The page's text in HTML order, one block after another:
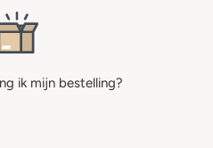
ik mijn bestelling?